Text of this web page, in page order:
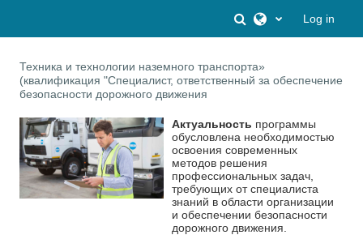
Toggle search
Log in
Техника и технологии наземного транспорта»
(квалификация "Специалист, ответственный за обеспечение
безопасности дорожного движения
Актуальность программы
обусловлена необходимостью
освоения современных
методов решения
профессиональных задач,
требующих от специалиста
знаний в области организации
и обеспечении безопасности
дорожного движения.